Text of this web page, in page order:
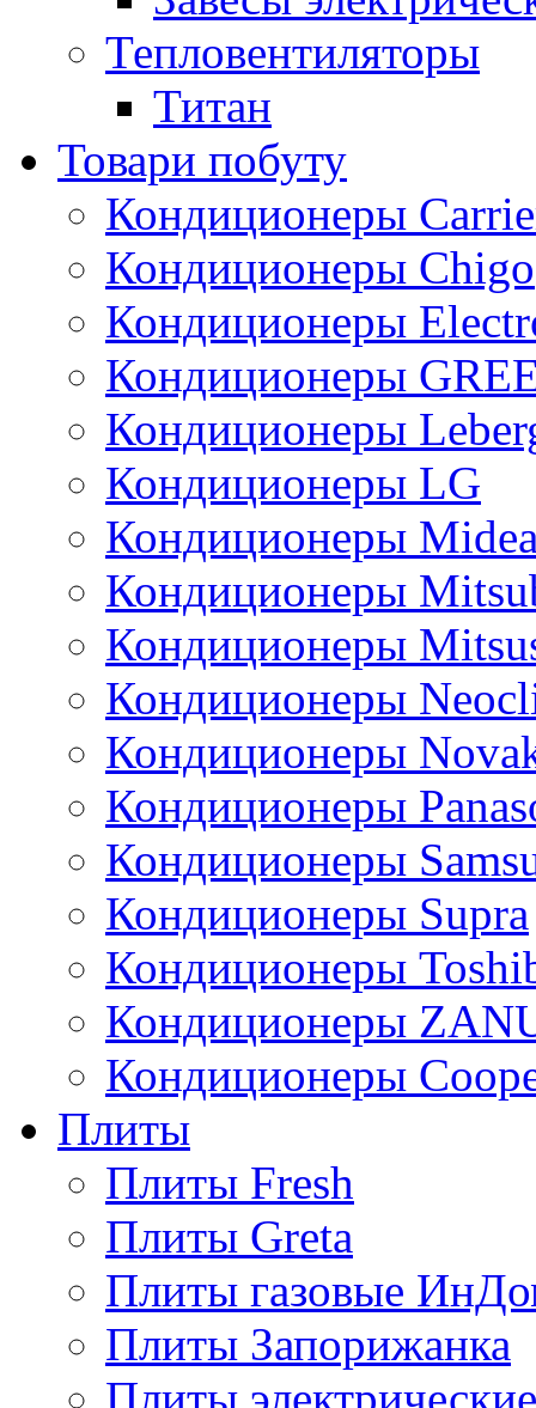
Тепловентиляторы
Титан
Товари побуту
Кондиционеры
Кондиционеры Chigo
Кондиционеры
Кондиционеры
Кондиционеры
Кондиционеры LG
Кондиционеры
Кондиционеры
Кондиционеры
Кондиционеры
Кондиционеры
Кондиционеры
Кондиционеры
Кондиционеры Supra
Кондиционеры
Кондиционеры
Кондиционеры
Плиты
Плиты Fresh
Плиты Greta
Плиты газовые
Плиты Запорижанка
Плиты